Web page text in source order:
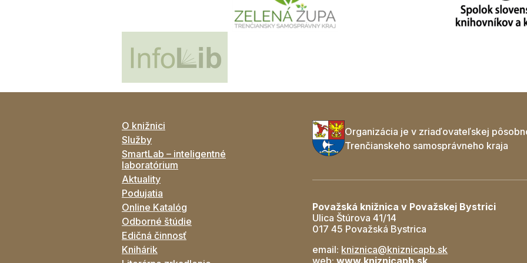
O knižnici
Služby
SmartLab – inteligentné
laboratórium
Aktuality
Podujatia
Online Katalóg
Odborné štúdie
Edičná činnosť
Knihárik
Organizácia je v zriaďovateľskej
Trenčianskeho samosprávneho kraja
Považská knižnica v Považskej Bystrici
Ulica Štúrova 41/14
017 45 Považská Bystrica
email: kniznica@kniznicapb.sk